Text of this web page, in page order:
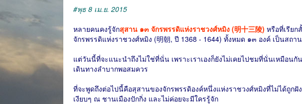
#พุธ 8 เม.ย. 2015
หลายคนคงรู้จักสุสาน ๑๓ จักรพรรดิแห่งราชวงศ์หมิง (明十三陵) หรือที่เรียก
จักรพรรดิแห่งราชวงศ์หมิง (明朝, ปี 1368 - 1644) ทั้งหมด ๑๓ องค์ เป็นสถา
แต่วันนี้ที่จะแนะนำถึงไม่ใช่ที่นั่น เพราะเราเองก็ยังไม่เคยไปชมที่นั่นเหมือน
เดินทางลำบากพอสมควร
ที่จะพูดถึงต่อไปนี้คือสุสานของจักรพรรดิองค์หนึ่งแห่งราชวงศ์หมิงที่ไม่ได้ถูกฝั
เงียบๆ ณ ชานเมืองปักกิ่ง และไม่ค่อยจะมีใครรู้จัก